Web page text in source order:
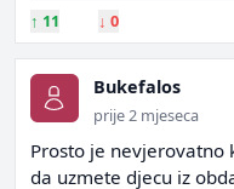
↑ 11 ↓ 0
Bukefalos
prije 2 mjeseca
Prosto je nevjerovatno
da uzmete djecu iz